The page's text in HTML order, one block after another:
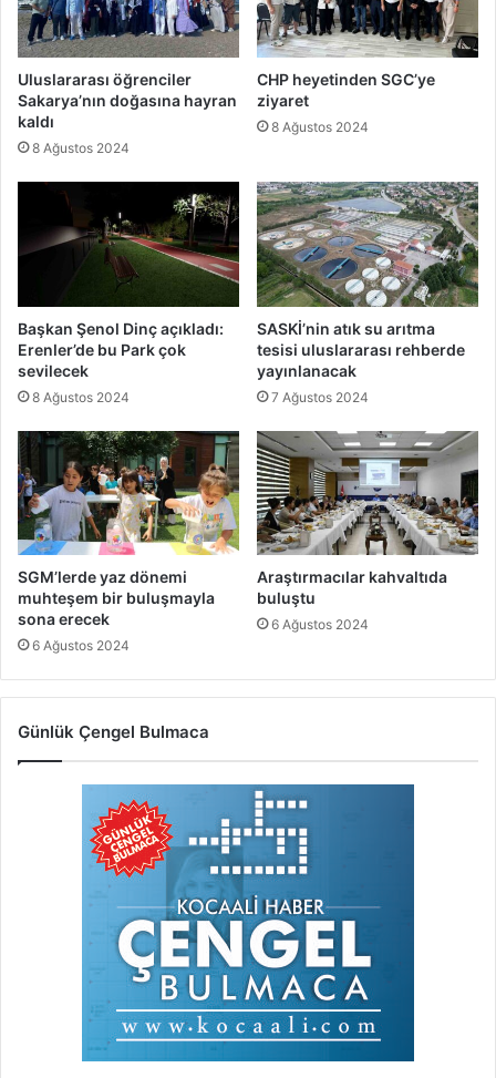
Uluslararası öğrenciler
Sakarya’nın doğasına hayran
kaldı
8 Ağustos 2024
CHP heyetinden SGC’ye
ziyaret
8 Ağustos 2024
Başkan Şenol Dinç açıkladı:
Erenler’de bu Park çok
sevilecek
8 Ağustos 2024
SASKİ’nin atık su arıtma
tesisi uluslararası rehberde
yayınlanacak
7 Ağustos 2024
SGM’lerde yaz dönemi
muhteşem bir buluşmayla
sona erecek
6 Ağustos 2024
Araştırmacılar kahvaltıda
buluştu
6 Ağustos 2024
Günlük Çengel Bulmaca